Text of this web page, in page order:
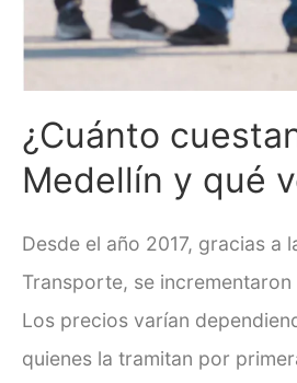
¿Cuánto
Medellín y qué
Desde el año 2017, gracias a
Transporte, se
Los precios varían
quienes la tramitan por